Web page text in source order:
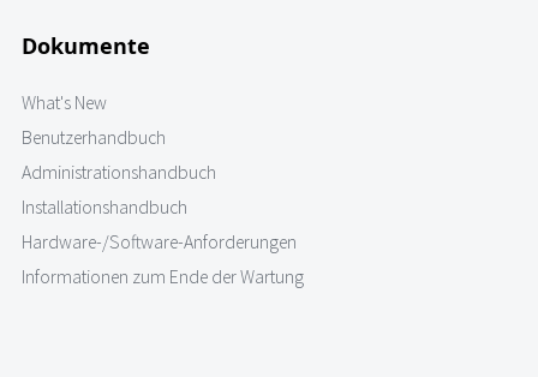
Dokumente
What's New
Benutzerhandbuch
Administrationshandbuch
Installationshandbuch
Hardware-/Software-Anforderungen
Informationen zum Ende der Wartung